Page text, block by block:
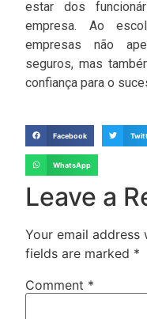
estar dos
empresa. Ao
empresas não
seguros, mas
confiança para o
Facebook
WhatsApp
Leave a
Your email address
fields are marked *
Comment *